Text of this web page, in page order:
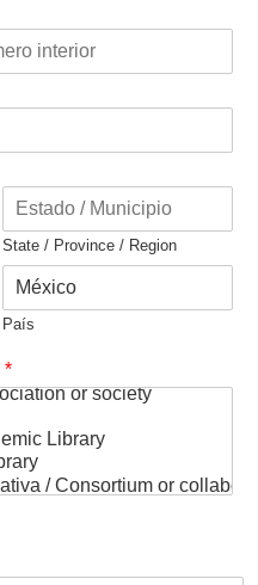
State / Province / Region
País
*